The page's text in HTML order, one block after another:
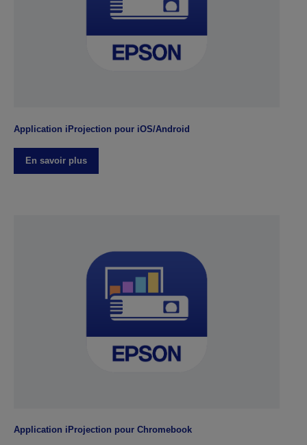
Application iProjection pour iOS/Android
En savoir plus
Application iProjection pour Chromebook